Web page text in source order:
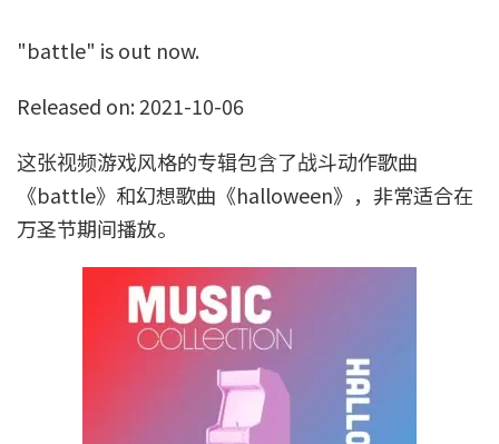
"battle" is out now.
Released on: 2021-10-06
这张视频游戏风格的专辑包含了战斗动作歌曲
《battle》和幻想歌曲《halloween》，非常适合在
万圣节期间播放。